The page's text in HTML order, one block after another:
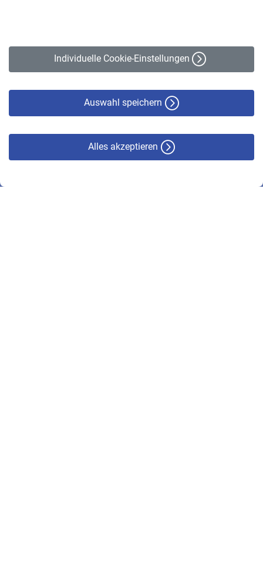
Individuelle Cookie-Einstellungen
Auswahl speichern
Alles akzeptieren
Erklärung zur Barrierefreiheit
© VBL 2026